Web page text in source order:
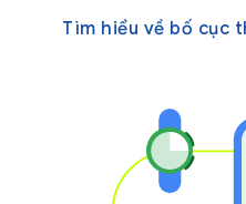
Tìm hiểu về bố cục